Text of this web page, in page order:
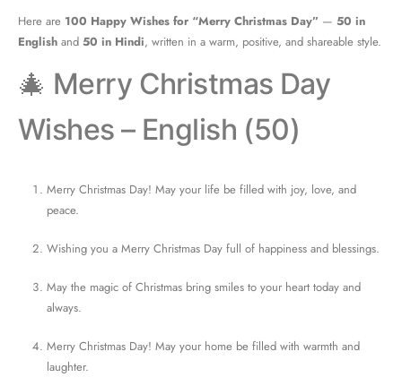
Here are 100 Happy Wishes for “Merry Christmas Day” — 50 in
English and 50 in Hindi, written in a warm, positive, and shareable style.
🎄 Merry Christmas Day
Wishes – English (50)
Merry Christmas Day! May your life be filled with joy, love, and
peace.
Wishing you a Merry Christmas Day full of happiness and blessings.
May the magic of Christmas bring smiles to your heart today and
always.
Merry Christmas Day! May your home be filled with warmth and
laughter.